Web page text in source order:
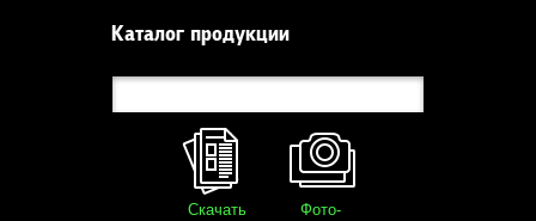
Каталог продукции
Скачать
Фото-